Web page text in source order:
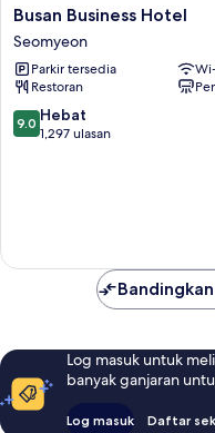
Busan
Business
Hotel
Seomyeon
Busan Business Hotel
Seomyeon
Parkir tersedia
Restoran
9.0
daripada
9.0 Hebat
1,297 ulasan
Log masuk untuk
banyak ganjaran
Log masuk Daftar